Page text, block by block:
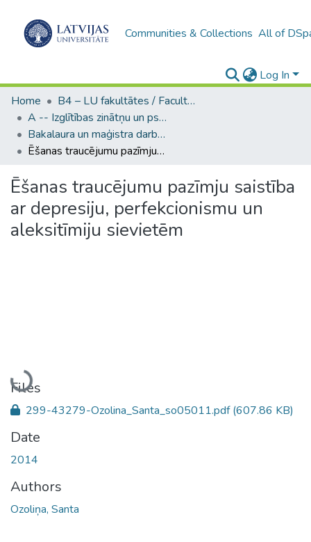
Communities & Collections All of
Log In
Home
B4 – LU fakultātes / Faculties of the UL
A -- Izglītības zinātņu un psiholoģijas fakultāte / Faculty of Education Sciences and Psychology
Bakalaura un maģistra darbi (PPMF) / Bachelor's and Master's theses
Ēšanas traucējumu pazīmju saistība ar depresiju, perfekcionismu un aleksitīmiju sievietēm
Ēšanas traucējumu pazīmju saistība
ar depresiju, perfekcionismu un
aleksitīmiju sievietēm
Loading...
Files
299-43279-Ozolina_Santa_so05011.pdf(607.86 KB)
Date
2014
Authors
Ozoliņa, Santa